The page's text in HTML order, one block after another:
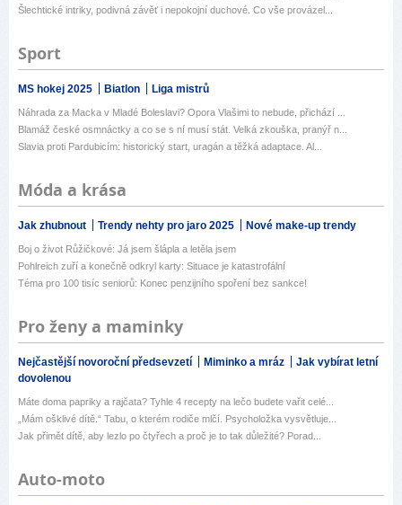
Šlechtické intriky, podivná závěť i nepokojní duchové. Co vše provázel...
Sport
MS hokej 2025 Biatlon Liga mistrů
Náhrada za Macka v Mladé Boleslavi? Opora Vlašimi to nebude, přichází ...
Blamáž české osmnáctky a co se s ní musí stát. Velká zkouška, pranýř n...
Slavia proti Pardubicím: historický start, uragán a těžká adaptace. Al...
Móda a krása
Jak zhubnout Trendy nehty pro jaro 2025 Nové make-up trendy
Boj o život Růžičkové: Já jsem šlápla a letěla jsem
Pohlreich zuří a konečně odkryl karty: Situace je katastrofální
Téma pro 100 tisíc seniorů: Konec penzijního spoření bez sankce!
Pro ženy a maminky
Nejčastější novoroční předsevzetí Miminko a mráz
Jak vybírat letní
dovolenou
Máte doma papriky a rajčata? Tyhle 4 recepty na lečo budete vařit celé...
„Mám ošklivé dítě.“ Tabu, o kterém rodiče mlčí. Psycholožka vysvětluje...
Jak přimět dítě, aby lezlo po čtyřech a proč je to tak důležité? Porad...
Auto-moto